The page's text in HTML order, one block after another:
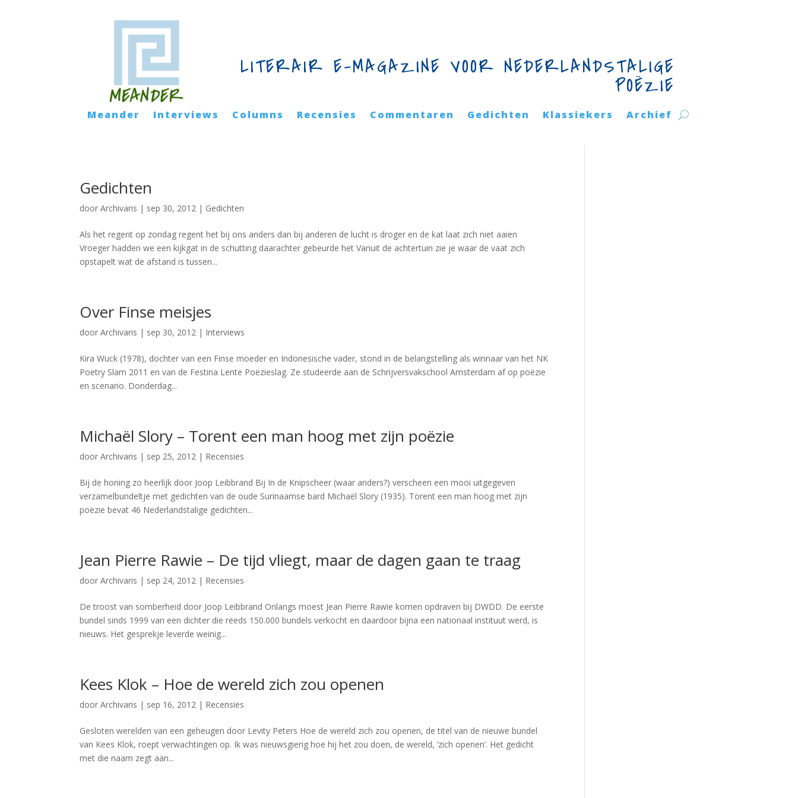
LITERAIR E-MAGAZINE VOOR NEDERLANDSTALIGE
POËZIE
Meander Interviews Columns Recensies Commentaren Gedichten Klassiekers Archief
Gedichten
doorArchivaris | sep 30, 2012 | Gedichten
Als het regent op zondag regent het bij ons anders dan bij anderen de lucht is droger en de kat laat zich niet aaien
Vroeger hadden we een kijkgat in de schutting daarachter gebeurde het Vanuit de achtertuin zie je waar de vaat zich
opstapelt wat de afstand is tussen...
Over Finse meisjes
doorArchivaris | sep 30, 2012 | Interviews
Kira Wuck (1978), dochter van een Finse moeder en Indonesische vader, stond in de belangstelling als winnaar van het NK
Poetry Slam 2011 en van de Festina Lente Poëzieslag. Ze studeerde aan de Schrijversvakschool Amsterdam af op poëzie
en scenario. Donderdag...
Michaël Slory – Torent een man hoog met zijn poëzie
doorArchivaris | sep 25, 2012 | Recensies
Bij de honing zo heerlijk door Joop Leibbrand Bij In de Knipscheer (waar anders?) verscheen een mooi uitgegeven
verzamelbundeltje met gedichten van de oude Surinaamse bard Michaël Slory (1935). Torent een man hoog met zijn
poëzie bevat 46 Nederlandstalige gedichten...
Jean Pierre Rawie – De tijd vliegt, maar de dagen gaan te traag
doorArchivaris | sep 24, 2012 | Recensies
De troost van somberheid door Joop Leibbrand Onlangs moest Jean Pierre Rawie komen opdraven bij DWDD. De eerste
bundel sinds 1999 van een dichter die reeds 150.000 bundels verkocht en daardoor bijna een nationaal instituut werd, is
nieuws. Het gesprekje leverde weinig...
Kees Klok – Hoe de wereld zich zou openen
doorArchivaris | sep 16, 2012 | Recensies
Gesloten werelden van een geheugen door Levity Peters Hoe de wereld zich zou openen, de titel van de nieuwe bundel
van Kees Klok, roept verwachtingen op. Ik was nieuwsgierig hoe hij het zou doen, de wereld, ‘zich openen’. Het gedicht
met die naam zegt aan...